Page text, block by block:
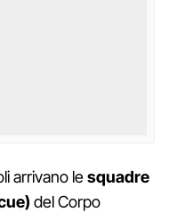
arrivano lesquadre
del Corpo